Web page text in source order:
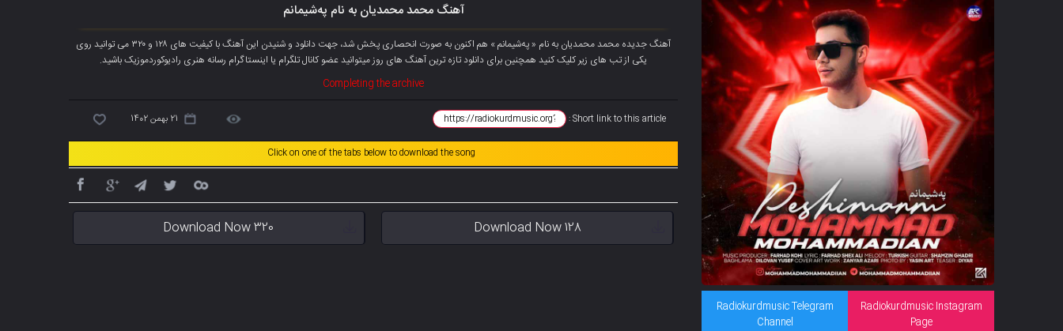
Radiokurdmusic Instagram
Page
Radiokurdmusic Telegram
Channel
آهنگ محمد محمدیان به نام پەشیمانم
آهنگ جدیده محمد محمدیان به نام « پەشیمانم » هم اکنون به صورت انحصاری پخش شد، جهت دانلود و شنیدن این آهنگ با کیفیت های ۱۲۸ و ۳۲۰ می توانید روی
یکی از تب های زیر کلیک کنید همچنین برای دانلود تازه ترین آهنگ های روز میتوانید عضو کانال تلگرام یا اینستاگرام رسانه هنری رادیوکوردموزیک باشید.
Completing the archive
Short link to this article : 21 بهمن 1402
Click on one of the tabs below to download the song
Download Now 128
Download Now 320